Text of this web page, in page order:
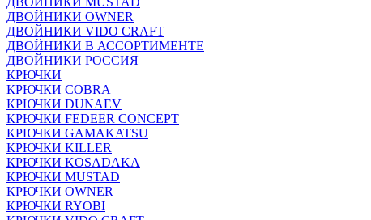
ДВОЙНИКИ OWNER
ДВОЙНИКИ VIDO CRAFT
ДВОЙНИКИ В АССОРТИМЕНТЕ
ДВОЙНИКИ РОССИЯ
КРЮЧКИ
КРЮЧКИ COBRA
КРЮЧКИ DUNAEV
КРЮЧКИ FEDEER CONCEPT
КРЮЧКИ GAMAKATSU
КРЮЧКИ KILLER
КРЮЧКИ KOSADAKA
КРЮЧКИ MUSTAD
КРЮЧКИ OWNER
КРЮЧКИ RYOBI